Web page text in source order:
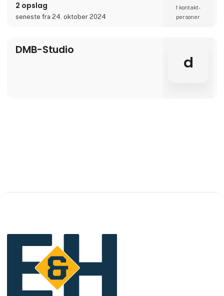
2 opslag
seneste fra 24. oktober 2024
1 kontakt­
personer
DMB-Studio
d